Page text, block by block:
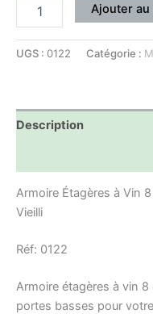
Ajouter au
UGS : 0122 Catégorie :
Description
Armoire Étagères à Vin
Vieilli
Réf: 0122
Armoire étagères à vin
portes basses pour